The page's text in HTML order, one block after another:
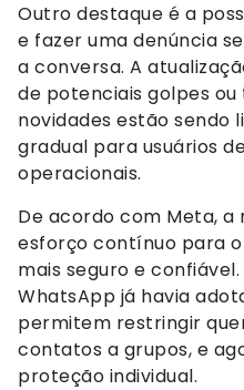
Outro destaque é a
e fazer uma denúncia
a conversa. A
de potenciais golpes
novidades estão sendo
gradual para usuários
operacionais.
De acordo com Meta,
esforço contínuo para
mais seguro e
WhatsApp já havia
permitem restringir
contatos a grupos, e
proteção individual.